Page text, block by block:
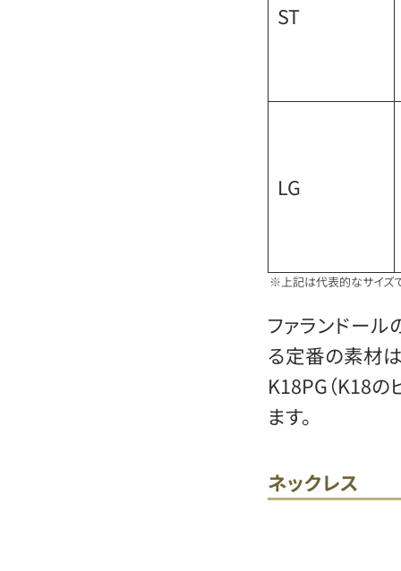
ST
LG
※上記は代表的なサイズ
ファランドール
る定番の素材は
K18PG（K18の
ます。
ネックレス